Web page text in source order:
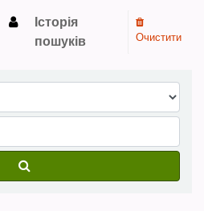
каталог
Історія
пошуків
Очистити